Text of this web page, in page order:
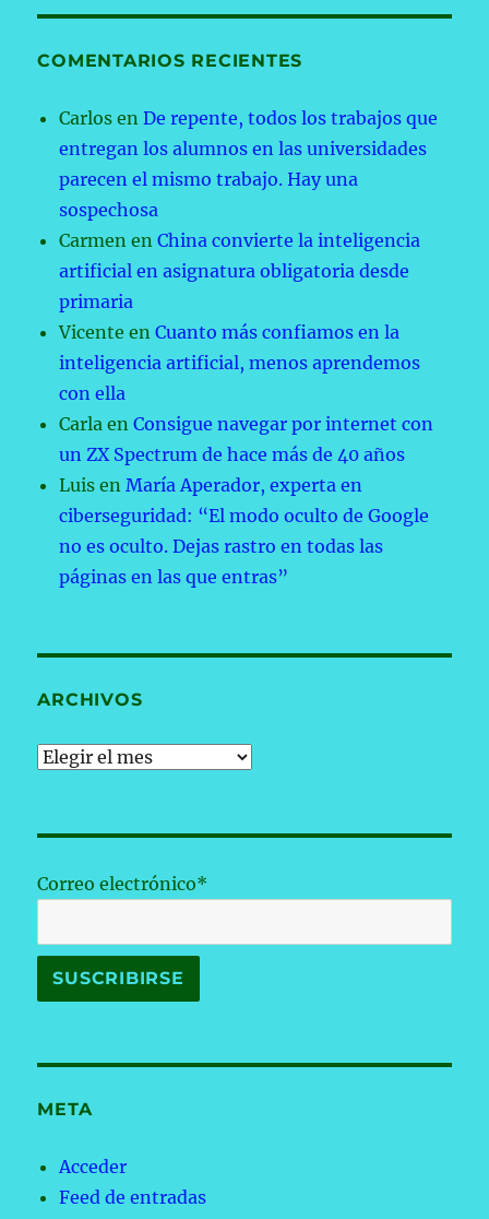
COMENTARIOS RECIENTES
Carlos enDe repente, todos los trabajos que
entregan los alumnos en las universidades
parecen el mismo trabajo. Hay una
sospechosa
Carmen enChina convierte la inteligencia
artificial en asignatura obligatoria desde
primaria
Vicente enCuanto más confiamos en la
inteligencia artificial, menos aprendemos
con ella
Carla enConsigue navegar por internet con
un ZX Spectrum de hace más de 40 años
Luis enMaría Aperador, experta en
ciberseguridad: “El modo oculto de Google
no es oculto. Dejas rastro en todas las
páginas en las que entras”
ARCHIVOS
Archivos
Correo electrónico*
META
Acceder
Feed de entradas